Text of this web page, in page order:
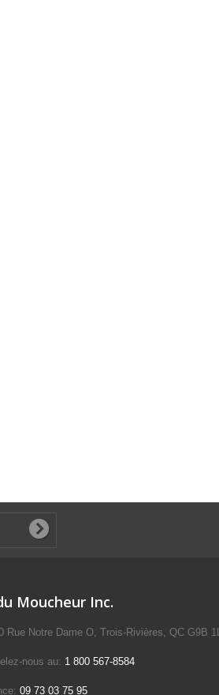
Moucheur Inc.
Rue Notre Dame O, Trois-Rivières, QC G9B
nous au: 1 800 567-8584
09 73 03 75 95